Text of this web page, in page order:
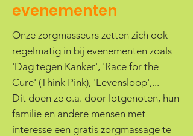
evenementen
Onze zorgmasseurs zetten zich ook
regelmatig in bij evenementen zoals
'Dag tegen Kanker', 'Race for the
Cure' (Think Pink), 'Levensloop',...
Dit doen ze o.a. door lotgenoten, hun
familie en andere mensen met
interesse een gratis zorgmassage te